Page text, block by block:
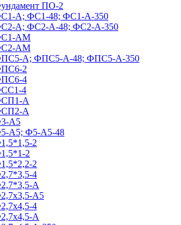
ПО‑2
А; ФС1-48; ФС1-А-350
А; ФС2-А-48; ФС2-А-350
АМ
АМ
А; ФПС5-А-48; ФПС5-А-350
2
4
4
А
А
А5
А5; Ф5-А5-48
2
2
2
4
А
А5
4
А